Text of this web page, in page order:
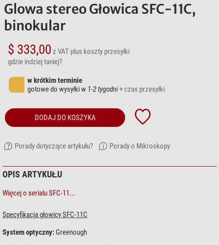
Glowa stereo Głowica SFC-11C,
binokular
$ 333,00 z VAT plus koszty przesyłki
gdzie indziej taniej?
w krótkim terminie
gotowe do wysyłki w 1-2 tygodni+ czas przesyłki
DODAJ DO KOSZYKA
Porady dotyczące artykułu? Porady o Mikroskopy
OPIS ARTYKUŁU
Więcej o serialu SFC-11...
Specyfikacja głowicy SFC-11C
System optyczny: Greenough